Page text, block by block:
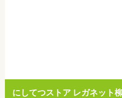
にしてつストア レガネット柳